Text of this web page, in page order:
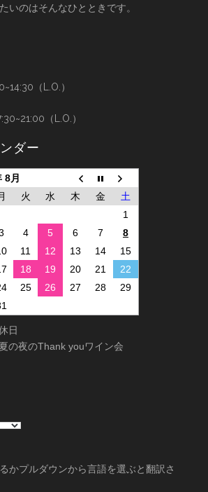
いのはそんなひとときです。
（L.O.）
（L.O.）
ダー
8月
火 水 木 金
土
1
4 5 6 7
8
11 12 13 14
15
18 19 20 21
22
25 26 27 28
29
日
の夜のThank youワイン会
かプルダウンから言語を選ぶと翻訳さ